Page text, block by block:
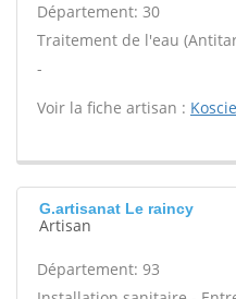
Département: 30
Traitement de l'eau
-
Voir la fiche artisan :
G.artisanat Le raincy
Artisan
Département: 93